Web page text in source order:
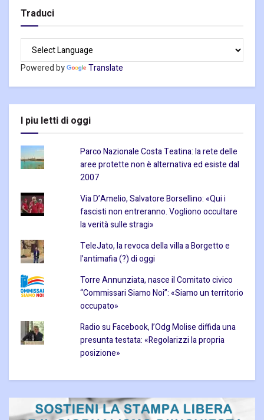
Traduci
Powered by Translate
I piu letti di oggi
Parco Nazionale Costa Teatina: la rete delle
aree protette non è alternativa ed esiste dal
2007
Via D’Amelio, Salvatore Borsellino: «Qui i
fascisti non entreranno. Vogliono occultare
la verità sulle stragi»
TeleJato, la revoca della villa a Borgetto e
l’antimafia (?) di oggi
Torre Annunziata, nasce il Comitato civico
“Commissari Siamo Noi”: «Siamo un territorio
occupato»
Radio su Facebook, l’Odg Molise diffida una
presunta testata: «Regolarizzi la propria
posizione»